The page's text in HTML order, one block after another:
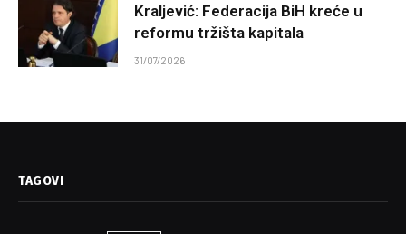
Kraljević: Federacija BiH kreće u
reformu tržišta kapitala
31/07/2026
TAGOVI